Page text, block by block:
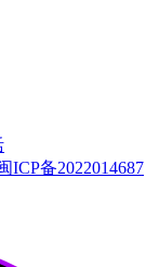
ICP备2022014687